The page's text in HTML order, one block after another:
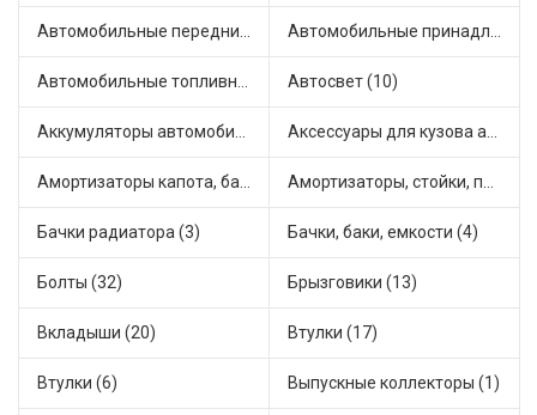
Автомобильные передние фары (2) Автомобильные принадлежности и аксессуары (2)
Автомобильные топливные насосы (15) Автосвет (10)
Аккумуляторы автомобильные (1) Аксессуары для кузова автомобиля (1)
Амортизаторы капота, багажника (2) Амортизаторы, стойки, подушки стоек (36)
Бачки радиатора (3) Бачки, баки, емкости (4)
Болты (32) Брызговики (13)
Вкладыши (20) Втулки (17)
Втулки (6) Выпускные коллекторы (1)